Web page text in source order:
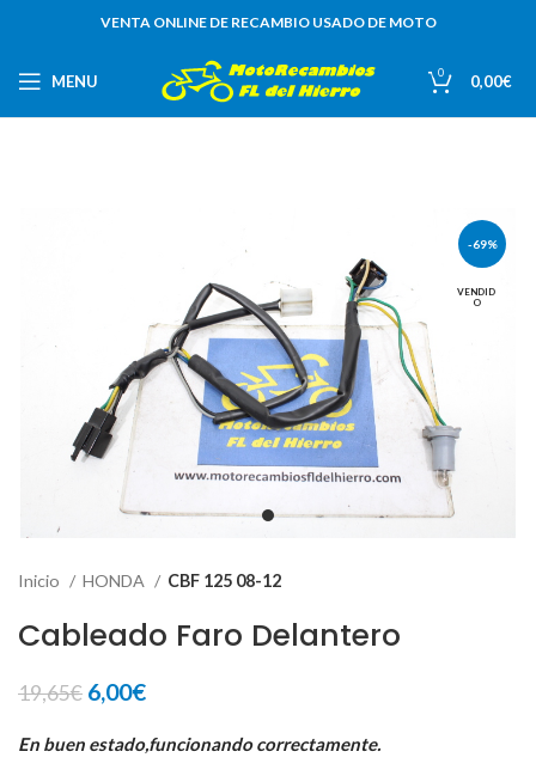
VENTA ONLINE DE RECAMBIO USADO DE MOTO
MENU 0 0,00€
-69%
VENDID
O
Inicio HONDA CBF 125 08-12
Cableado Faro Delantero
19,65€ El
original
6,00€El
actual
En buen estado,funcionando correctamente.